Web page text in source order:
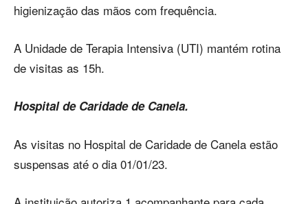
higienização das mãos com frequência.
A Unidade de Terapia Intensiva (UTI) mantém rotina
de visitas as 15h.
Hospital de Caridade de Canela.
As visitas no Hospital de Caridade de Canela estão
suspensas até o dia 01/01/23.